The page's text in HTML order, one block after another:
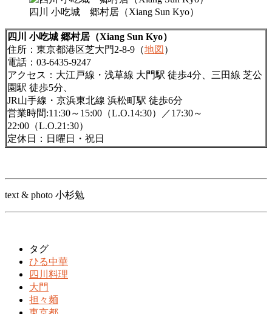
四川 小吃城 郷村居（Xiang Sun Kyo）
四川 小吃城 郷村居（Xiang Sun Kyo）
住所：東京都港区芝大門2-8-9（地図 ）
電話：03-6435-9247
アクセス：大江戸線・浅草線 大門駅 徒歩4分、三田線 芝公
園駅 徒歩5分、
JR山手線・京浜東北線 浜松町駅 徒歩6分
営業時間:11:30～15:00（L.O.14:30）／17:30～
22:00（L.O.21:30）
定休日：日曜日・祝日
text & photo 小杉勉
タグ
ひる中華
四川料理
大門
担々麺